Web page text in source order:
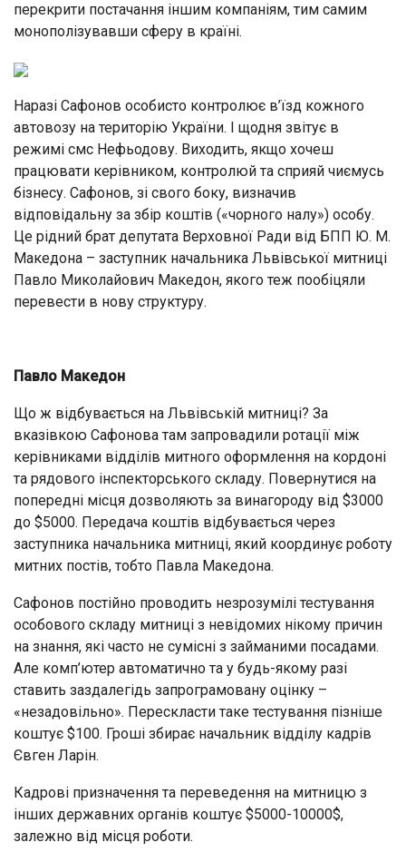
перекрити постачання іншим компаніям, тим самим
монополізувавши сферу в країні.
Наразі Сафонов особисто контролює в’їзд кожного
автовозу на територію України. І щодня звітує в
режимі смс Нефьодову. Виходить, якщо хочеш
працювати керівником, контролюй та сприяй чиємусь
бізнесу. Сафонов, зі свого боку, визначив
відповідальну за збір коштів («чорного налу») особу.
Це рідний брат депутата Верховної Ради від БПП Ю. М.
Македона – заступник начальника Львівської митниці
Павло Миколайович Македон, якого теж пообіцяли
перевести в нову структуру.
Павло Македон
Що ж відбувається на Львівській митниці? За
вказівкою Сафонова там запровадили ротації між
керівниками відділів митного оформлення на кордоні
та рядового інспекторського складу. Повернутися на
попередні місця дозволяють за винагороду від $3000
до $5000. Передача коштів відбувається через
заступника начальника митниці, який координує роботу
митних постів, тобто Павла Македона.
Сафонов постійно проводить незрозумілі тестування
особового складу митниці з невідомих нікому причин
на знання, які часто не сумісні з займаними посадами.
Але комп’ютер автоматично та у будь-якому разі
ставить заздалегідь запрограмовану оцінку –
«незадовільно». Перескласти таке тестування пізніше
коштує $100. Гроші збирає начальник відділу кадрів
Євген Ларін.
Кадрові призначення та переведення на митницю з
інших державних органів коштує $5000-10000$,
залежно від місця роботи.